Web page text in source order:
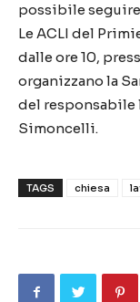
possibile
Le ACLI del
dalle ore 10,
organizzano la
del responsabile
Simoncelli.
TAGS chiesa